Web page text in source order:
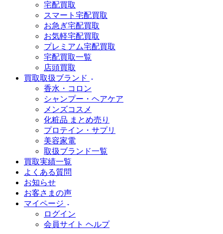
宅配買取
スマート宅配買取
お急ぎ宅配買取
お気軽宅配買取
プレミアム宅配買取
宅配買取一覧
店頭買取
買取取扱ブランド
香水・コロン
シャンプー・ヘアケア
メンズコスメ
化粧品 まとめ売り
プロテイン・サプリ
美容家電
取扱ブランド一覧
買取実績一覧
よくある質問
お知らせ
お客さまの声
マイページ
ログイン
会員サイト ヘルプ